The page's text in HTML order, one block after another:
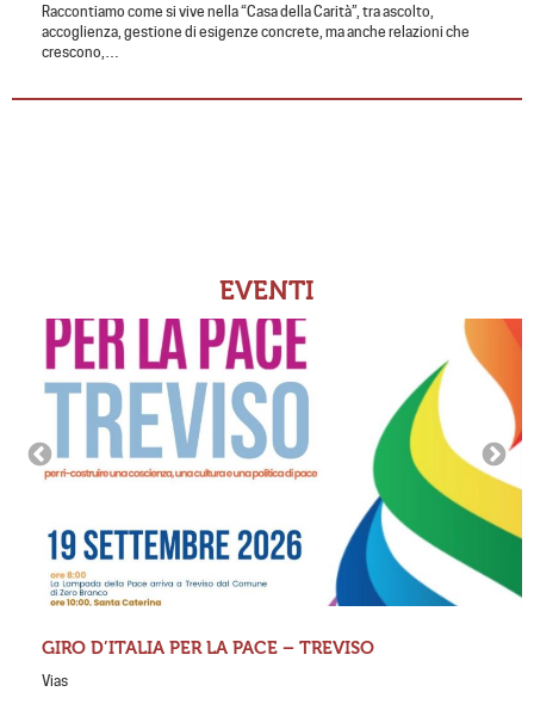
Raccontiamo come si vive nella “Casa della Carità”, tra ascolto,
accoglienza, gestione di esigenze concrete, ma anche relazioni che
crescono,…
EVENTI
GIRO D’ITALIA PER LA PACE – TREVISO
Vias